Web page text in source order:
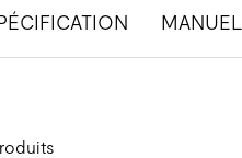
MANUEL